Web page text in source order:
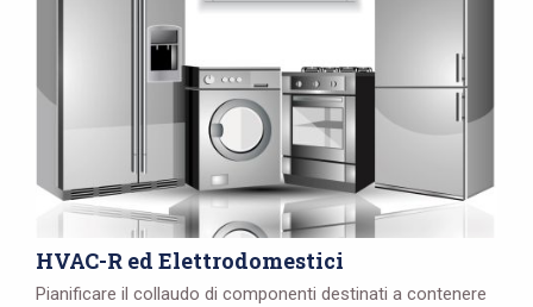
HVAC-R ed Elettrodomestici
Pianificare il collaudo di componenti destinati a contenere